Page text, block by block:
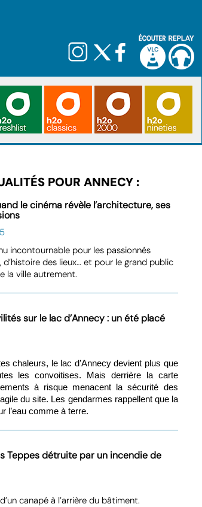
POUR ANNECY :
le cinéma révèle l’architecture, ses
incontournable pour les passionnés
d’histoire des lieux… et pour le grand public
la ville autrement.
sur le lac d’Annecy : un été placé
chaleurs, le lac d’Annecy devient plus que
les convoitises. Mais derrière la carte
à risque menacent la sécurité des
du site. Les gendarmes rappellent que la
l’eau comme à terre.
Teppes détruite par un incendie de
canapé à l’arrière du bâtiment.